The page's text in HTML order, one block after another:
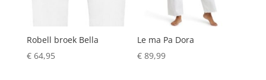
Robell broek Bella
€64,95
Le ma Pa Dora
€ 89,99